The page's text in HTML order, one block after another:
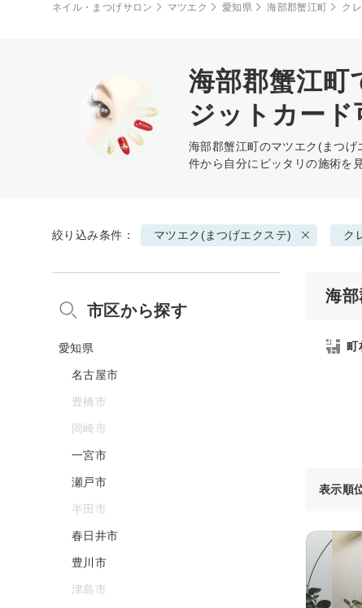
ネイル・まつげサロン マツエク 愛知県 海部郡蟹江町 ク
海部郡蟹江
ジットカード
海部郡蟹江町のマツエク(まつげ
件から自分にピッタリの施術を
絞り込み条件： マツエク(まつげエクステ) ク
海
町
表示順
市区から探す
愛知県
名古屋市
豊橋市
岡崎市
一宮市
瀬戸市
半田市
春日井市
豊川市
津島市